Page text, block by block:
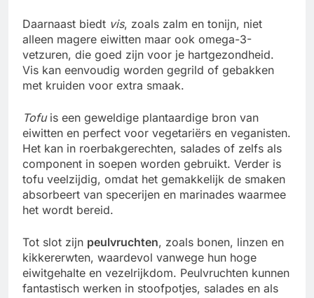
Daarnaast biedt vis, zoals zalm en tonijn, niet
alleen magere eiwitten maar ook omega-3-
vetzuren, die goed zijn voor je hartgezondheid.
Vis kan eenvoudig worden gegrild of gebakken
met kruiden voor extra smaak.
Tofuis een geweldige plantaardige bron van
eiwitten en perfect voor vegetariërs en veganisten.
Het kan in roerbakgerechten, salades of zelfs als
component in soepen worden gebruikt. Verder is
tofu veelzijdig, omdat het gemakkelijk de smaken
absorbeert van specerijen en marinades waarmee
het wordt bereid.
Tot slot zijn peulvruchten, zoals bonen, linzen en
kikkererwten, waardevol vanwege hun hoge
eiwitgehalte en vezelrijkdom. Peulvruchten kunnen
fantastisch werken in stoofpotjes, salades en als